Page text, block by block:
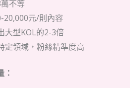
不等
20,000元/則內容
大型KOL的2-3倍
定領域，粉絲精準度高